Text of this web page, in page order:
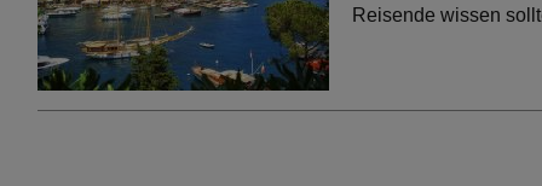
Reisende wissen